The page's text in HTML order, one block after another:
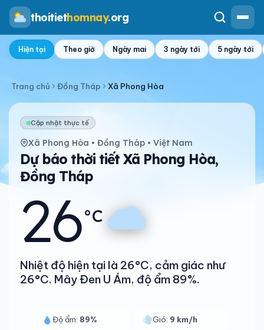
thoitiethomnay.org
Hiện tại Theo giờ Ngày mai 3 ngày tới 5 ngày tới
Trang chủ Đồng Tháp Xã Phong Hòa
Cập nhật thực tế
Xã Phong Hòa • Đồng Tháp • Việt Nam
Dự báo thời tiết Xã Phong Hòa,
Đồng Tháp
26°C
Nhiệt độ hiện tại là 26°C, cảm giác như
26°C. Mây Đen U Ám, độ ẩm 89%.
Độ ẩm: 89% Gió: 9 km/h